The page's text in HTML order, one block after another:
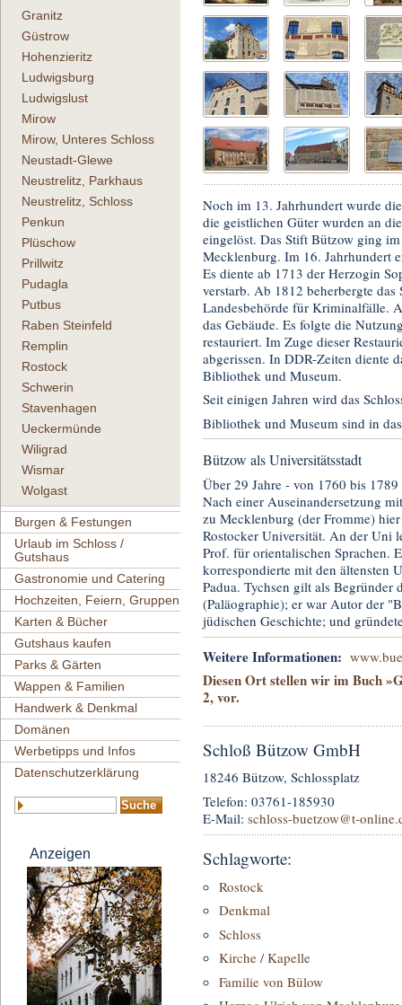
Granitz
Güstrow
Hohenzieritz
Ludwigsburg
Ludwigslust
Mirow
Mirow, Unteres Schloss
Neustadt-Glewe
Neustrelitz, Parkhaus
Neustrelitz, Schloss
Penkun
Plüschow
Prillwitz
Pudagla
Putbus
Raben Steinfeld
Remplin
Rostock
Schwerin
Stavenhagen
Ueckermünde
Wiligrad
Wismar
Wolgast
Burgen & Festungen
Urlaub im Schloss /
Gutshaus
Gastronomie und Catering
Hochzeiten, Feiern, Gruppen
Karten & Bücher
Gutshaus kaufen
Parks & Gärten
Wappen & Familien
Handwerk & Denkmal
Domänen
Werbetipps und Infos
Datenschutzerklärung
Anzeigen
Noch im 13. Jahrhundert wurde
die geistlichen Güter wurden an
eingelöst. Das Stift Bützow ging
Mecklenburg. Im 16. Jahrhundert
Es diente ab 1713 der Herzogin
verstarb. Ab 1812 beherbergte
Landesbehörde für Kriminalfälle.
das Gebäude. Es folgte die
restauriert. Im Zuge dieser
abgerissen. In DDR-Zeiten diente
Bibliothek und Museum.
Seit einigen Jahren wird das
Bibliothek und Museum sind in
Bützow als Universitätsstadt
Über 29 Jahre - von 1760 bis
Nach einer Auseinandersetzung
zu Mecklenburg (der Fromme)
Rostocker Universität. An der Uni
Prof. für orientalischen Sprachen.
korrespondierte mit den ältensten
Padua. Tychsen gilt als Begründer
(Paläographie); er war Autor der
jüdischen Geschichte; und
Weitere Informationen:
Diesen Ort stellen wir im Buch
2, vor.
Schloß Bützow GmbH
18246 Bützow, Schlossplatz
Telefon: 03761-185930
E-Mail: schloss-buetzow@t-
Schlagworte:
Rostock
Denkmal
Schloss
Kirche / Kapelle
Familie von Bülow